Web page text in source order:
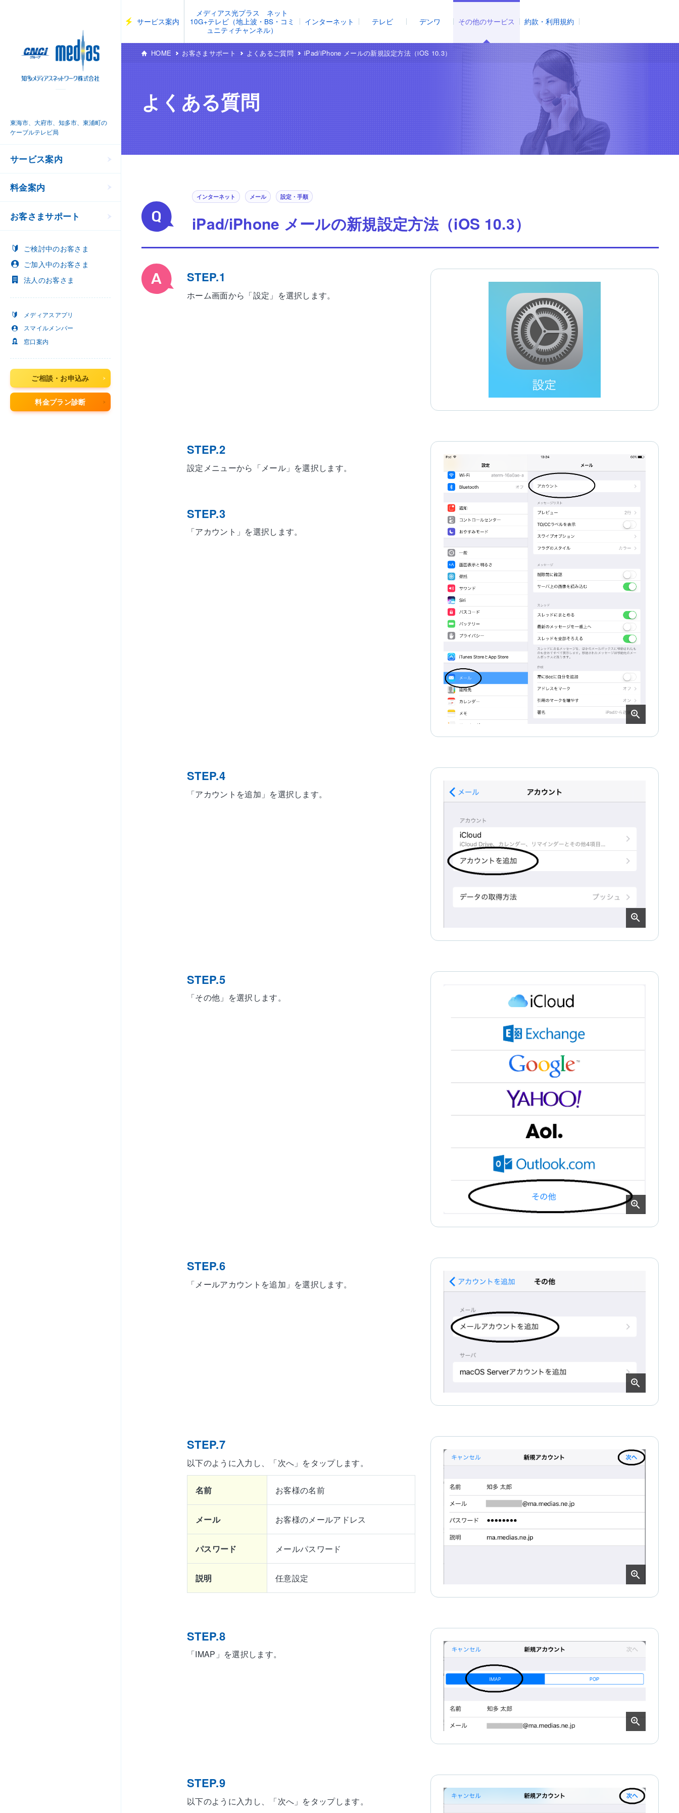
東海市、大府市、知多市、東浦町の
ケーブルテレビ局
サービス案内
料金案内
お客さまサポート
ご検討中のお客さま
ご加入中のお客さま
法人 のお客さま
メディアスアプリ
スマイルメンバー
窓口案内
ご相談・お申込み
料金プラン診断
サービス案内
メディアス光プラス ネット
10G+テレビ（地上波・BS・コミ
ュニティチャンネル）
インターネット テレビ デンワ その他のサービス 約款・利用規約
HOME お客さまサポート よくあるご質問 iPad/iPhone メールの新規設定方法（iOS 10.3）
よくある質問
インターネット メール 設定・手順
iPad/iPhone メールの新規設定方法（iOS 10.3）
STEP.1
ホーム画面から「設定」を選択します。
STEP.2
設定メニューから「メール」を選択します。
STEP.3
「アカウント」を選択します。
STEP.4
「アカウントを追加」を選択します。
STEP.5
「その他」を選択します。
STEP.6
「メールアカウントを追加」を選択します。
STEP.7
以下のように入力し、「次へ」をタップします。
名前 お客様の名前
メール お客様のメールアドレス
パスワード メールパスワード
説明 任意設定
STEP.8
「IMAP」を選択します。
STEP.9
以下のように入力し、「次へ」をタップします。